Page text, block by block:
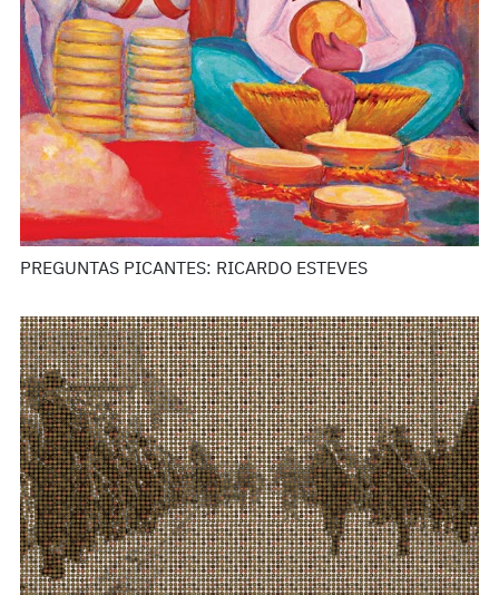
PREGUNTAS PICANTES: RICARDO ESTEVES